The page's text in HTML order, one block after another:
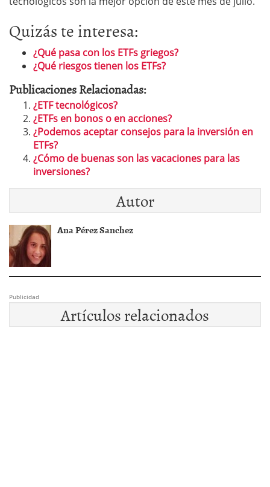
Quizás te interesa:
¿Qué pasa con los ETFs griegos?
¿Qué riesgos tienen los ETFs?
Publicaciones Relacionadas:
¿ETF tecnológicos?
¿ETFs en bonos o en acciones?
¿Podemos aceptar consejos para la inversión en
ETFs?
¿Cómo de buenas son las vacaciones para las
inversiones?
Autor
Ana Pérez Sanchez
Publicidad
Artículos relacionados